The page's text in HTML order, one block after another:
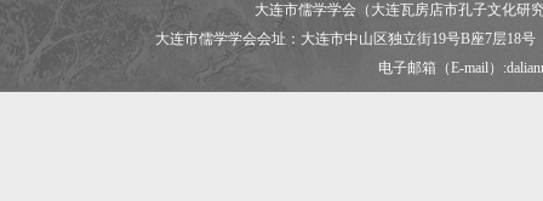
大连市儒学学会（大连瓦房店市孔子文化研
大连市儒学学会会址：大连市中山区独立街19号B座7层18
电子邮箱（E-mail）